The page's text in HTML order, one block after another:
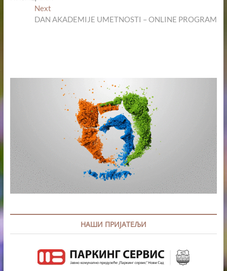
Next
post:
DAN AKADEMIJE UMETNOSTI – ONLINE PROGRAM
НАШИ ПРИЈАТЕЉИ